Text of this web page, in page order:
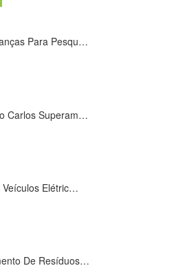
Para Pesqu…
Carlos Superam…
Veículos Elétric…
De Resíduos…